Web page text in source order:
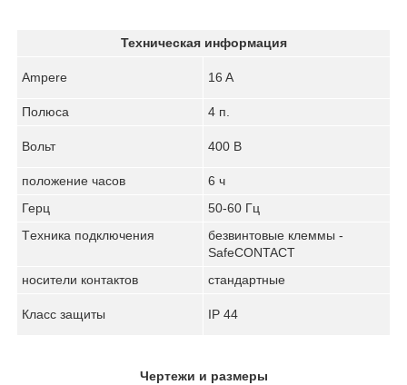
Техническая информация
Ampere 16 A
Полюса 4 п.
Вольт 400 B
положение часов
6 ч
Герц
50-60 Гц
Tехника подключения
безвинтовые клеммы -
SafeCONTACT
носители контактов
стандартные
Класс защиты IP 44
Чертежи и размеры